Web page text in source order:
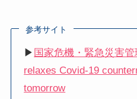
参考サイト
▶ 国家危機・緊急災害
relaxes Covid-19
tomorrow